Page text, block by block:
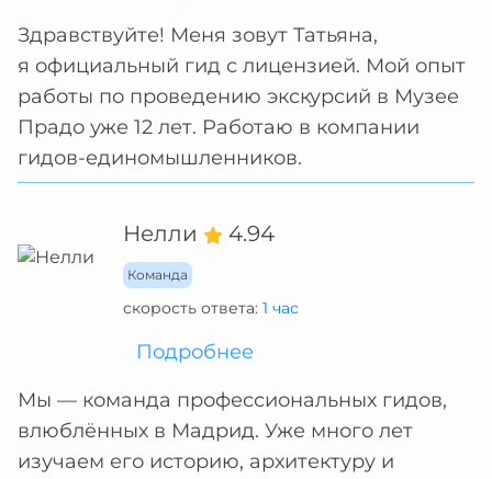
Здравствуйте! Меня зовут Татьяна,
я официальный гид с лицензией. Мой опыт
работы по проведению экскурсий в Музее
Прадо уже 12 лет. Работаю в компании
гидов-единомышленников.
Нелли 4.94
Команда
скорость ответа: 1 час
Подробнее
Мы — команда профессиональных гидов,
влюблённых в Мадрид. Уже много лет
изучаем его историю, архитектуру и